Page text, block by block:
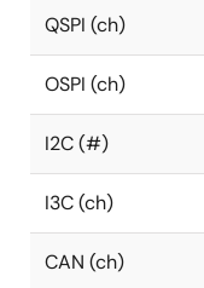
QSPI (ch)
OSPI (ch)
I2C (#)
I3C (ch)
CAN (ch)